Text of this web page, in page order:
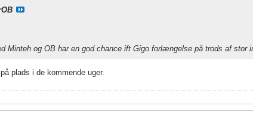
Minteh og OB har en god chance ift Gigo forlængelse på trods af stor
plads i de kommende uger.